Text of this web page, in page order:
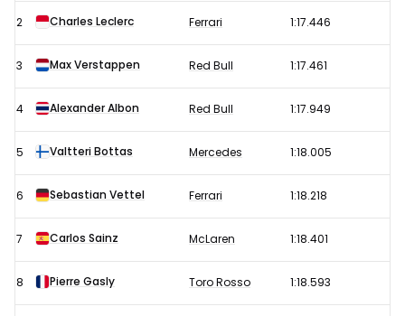
training
1
GP
Mexico
2019
2 Charles Leclerc Ferrari 1:17.446
3 Max Verstappen Red Bull 1:17.461
4 Alexander Albon Red Bull 1:17.949
5 Valtteri Bottas Mercedes 1:18.005
6 Sebastian Vettel Ferrari 1:18.218
7 Carlos Sainz McLaren 1:18.401
8 Pierre Gasly Toro Rosso 1:18.593